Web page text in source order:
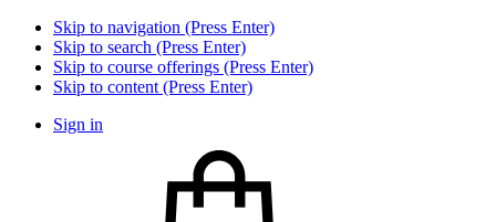
Skip to navigation (Press Enter)
Skip to search (Press Enter)
Skip to course offerings (Press Enter)
Skip to content (Press Enter)
Sign in